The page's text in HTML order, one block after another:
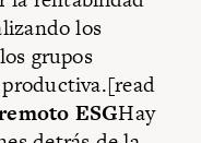
los
grupos
ESGHay